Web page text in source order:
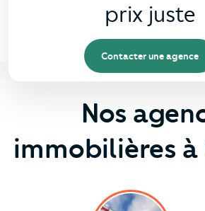
prix juste
Contacter une agence
Nos
immobilières à